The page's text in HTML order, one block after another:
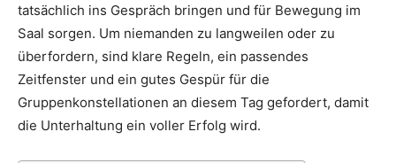
Hochzeit
tatsächlich ins Gespräch bringen und für Bewegung im
Saal sorgen. Um niemanden zu langweilen oder zu
überfordern, sind klare Regeln, ein passendes
Zeitfenster und ein gutes Gespür für die
Gruppenkonstellationen an diesem Tag gefordert, damit
die Unterhaltung ein voller Erfolg wird.